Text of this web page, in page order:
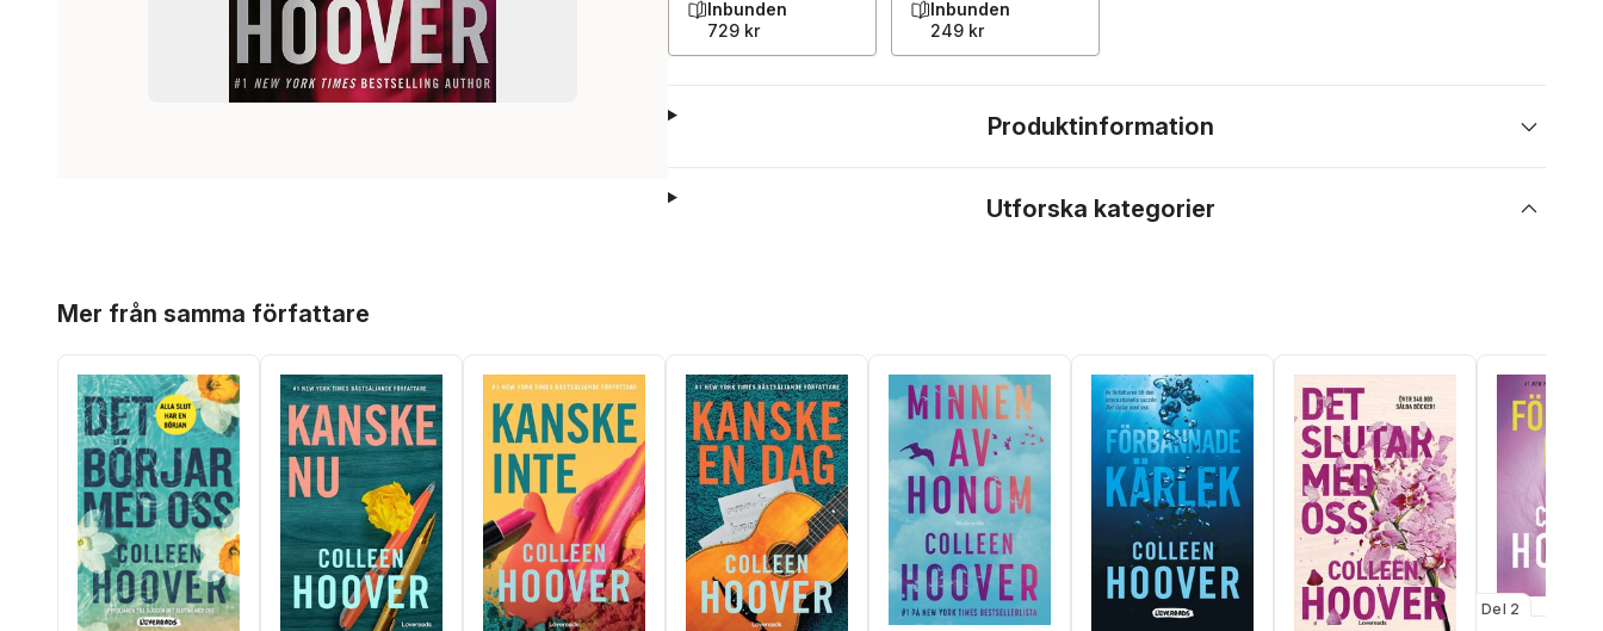
Inbunden
729 kr
Inbunden
249 kr
Produktinformation
Utforska kategorier
Mer från samma författare
Del 2